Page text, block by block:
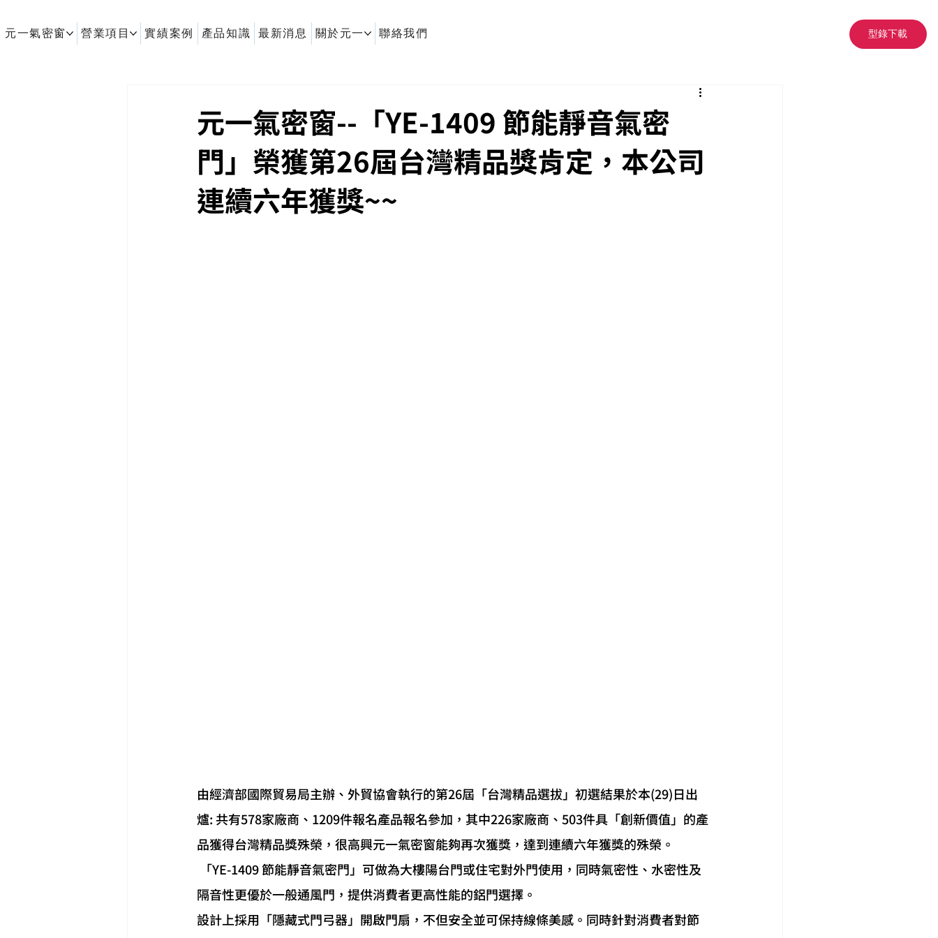
元一氣密窗 營業項目 實績案例 產品知識 最新消息 關於元一 聯絡我們 型錄下載
元一氣密窗--「YE-1409 節能靜音氣密
門」榮獲第26屆台灣精品獎肯定，本公司
連續六年獲獎~~
由經濟部國際貿易局主辦、外貿協會執行的第26屆「台灣精品選拔」初選結果於本(29)日出
爐: 共有578家廠商、1209件報名產品報名參加，其中226家廠商、503件具「創新價值」的產
品獲得台灣精品獎殊榮，很高興元一氣密窗能夠再次獲獎，達到連續六年獲獎的殊榮。
隔音性更優於一般通風門，提供消費者更高性能的鋁門選擇。
設計上採用「隱藏式門弓器」開啟門扇，不但安全並可保持線條美感。同時針對消費者對節